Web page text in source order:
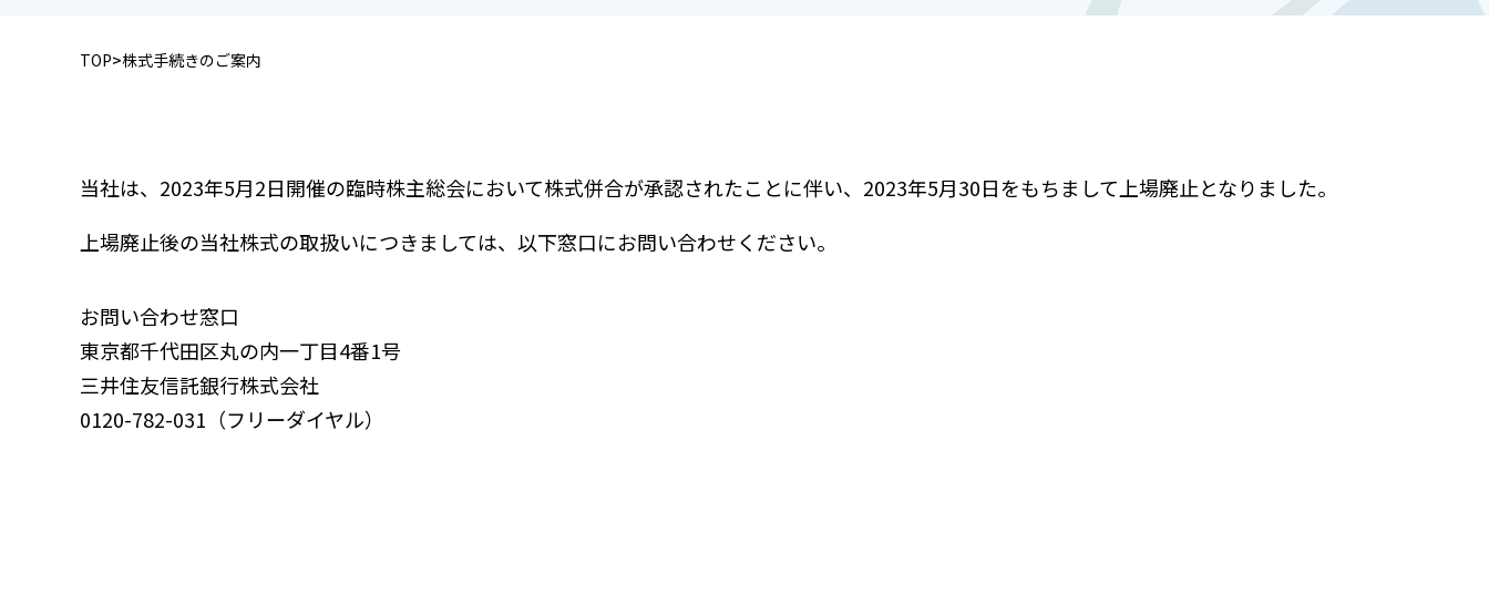
TOP 株式手続きのご案内
当社は、2023年5月2日開催の臨時株主総会において株式併合が承認されたことに伴い、2023年5月30日をもちまして上場廃止となりました。
上場廃止後の当社株式の取扱いにつきましては、以下窓口にお問い合わせください。
お問い合わせ窓口
東京都千代田区丸の内一丁目4番1号
三井住友信託銀行株式会社
0120-782-031（フリーダイヤル）